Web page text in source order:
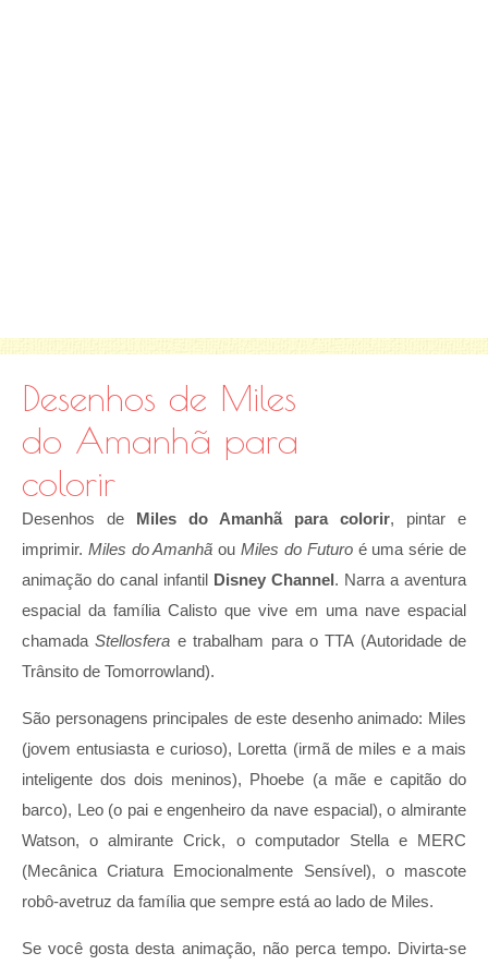
Desenhos de Miles
do Amanhã para
colorir
Desenhos de Miles do Amanhã para colorir, pintar e
imprimir. Miles do Amanhã ouMiles do Futuroé uma série de
animação do canal infantil Disney Channel. Narra a aventura
espacial da família Calisto que vive em uma nave espacial
chamadaStellosfera e trabalham para o TTA (Autoridade de
Trânsito de Tomorrowland).
São personagens principales de este desenho animado: Miles
(jovem entusiasta e curioso), Loretta (irmã de miles e a mais
inteligente dos dois meninos), Phoebe (a mãe e capitão do
barco), Leo (o pai e engenheiro da nave espacial), o almirante
Watson, o almirante Crick, o computador Stella e MERC
(Mecânica Criatura Emocionalmente Sensível), o mascote
robô-avetruz da família que sempre está ao lado de Miles.
Se você gosta desta animação, não perca tempo. Divirta-se